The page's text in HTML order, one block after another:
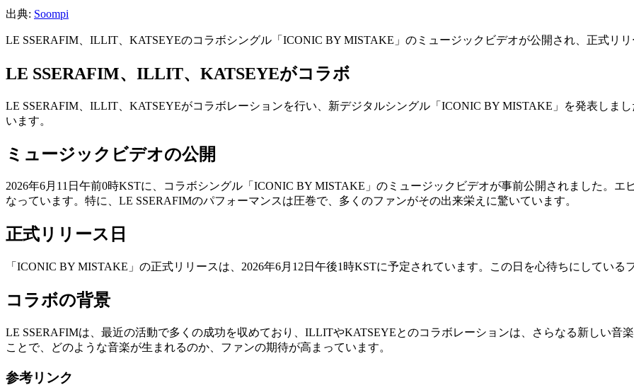
出典: Soompi
LE SSERAFIM、ILLIT、KATSEYEのコラボシングル「ICONIC BY MISTAKE」のミュージックビデオが公開され、正式リリ
LE SSERAFIM、ILLIT、KATSEYEがコラボ
LE SSERAFIM、ILLIT、KATSEYEがコラボレーションを行い、新デジタルシングル「ICONIC BY MISTAKE」を発表しま
います。
ミュージックビデオの公開
2026年6月11日午前0時KSTに、コラボシングル「ICONIC BY MISTAKE」のミュージックビデオが事前公開されました。
なっています。特に、LE SSERAFIMのパフォーマンスは圧巻で、多くのファンがその出来栄えに驚いています。
正式リリース日
「ICONIC BY MISTAKE」の正式リリースは、2026年6月12日午後1時KSTに予定されています。この日を心待ちにしている
コラボの背景
LE SSERAFIMは、最近の活動で多くの成功を収めており、ILLITやKATSEYEとのコラボレーションは、さらなる新しい音
ことで、どのような音楽が生まれるのか、ファンの期待が高まっています。
参考リンク